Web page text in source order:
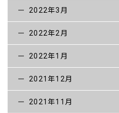
2022年3月
2022年2月
2022年1月
2021年12月
2021年11月